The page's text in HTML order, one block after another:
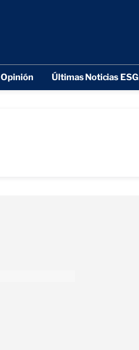
Opinión Últimas Noticias ESG